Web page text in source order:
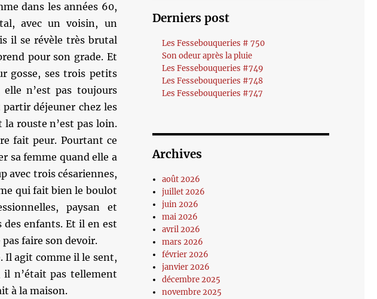
dans les années 60,
avec un voisin, un
il se révèle très brutal
pour son grade. Et
gosse, ses trois petits
n’est pas toujours
déjeuner chez les
rouste n’est pas loin.
fait peur. Pourtant ce
sa femme quand elle a
avec trois césariennes,
qui fait bien le boulot
paysan et
enfants. Et il en est
faire son devoir.
Il agit comme il le sent,
il n’était pas tellement
à la maison.
Derniers post
Les Fessebouqueries # 750
Son odeur après la pluie
Les Fessebouqueries #749
Les Fessebouqueries #748
Les Fessebouqueries #747
Archives
août 2026
juillet 2026
juin 2026
mai 2026
avril 2026
mars 2026
février 2026
janvier 2026
décembre 2025
novembre 2025